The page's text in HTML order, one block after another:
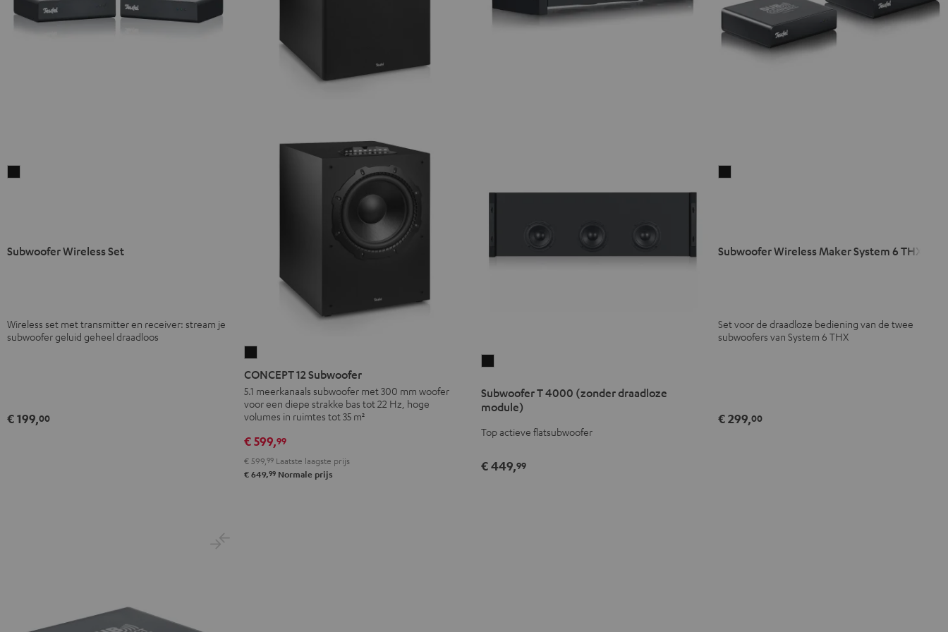
Subwoofer Wireless Set
Wireless set met transmitter en receiver: stream je
subwoofer geluid geheel draadloos
€ 199,00
12
Subwoofer
Zwart
CONCEPT 12 Subwoofer
5.1 meerkanaals subwoofer met 300 mm woofer
voor een diepe strakke bas tot 22 Hz, hoge
volumes in ruimtes tot 35 m²
€ 599,99
€ 599, 99 Laatste laagste prijs
€ 649,99 Normale prijs
4000
(zonder
draadloze
Zwart
Subwoofer T 4000 (zonder draadloze
module)
Top actieve flatsubwoofer
€ 449,99
THX
Subwoofer Wireless Maker System 6 THX
Set voor de draadloze bediening van de twee
subwoofers van System 6 THX
€ 299,00